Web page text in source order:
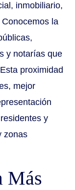
inmobiliario,
la
y notarías que
proximidad
mejor
y
zonas
Más